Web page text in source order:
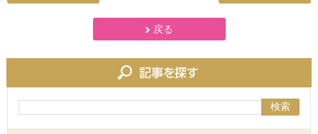
戻る
検索